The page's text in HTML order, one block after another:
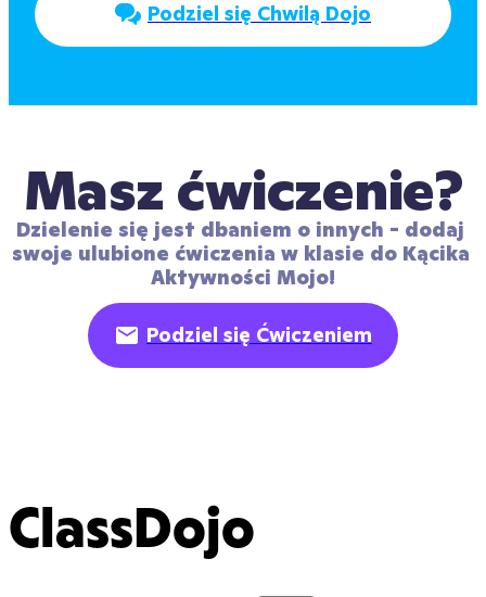
Podziel się Chwilą Dojo
Masz ćwiczenie?
Dzielenie się jest dbaniem o innych - dodaj
swoje ulubione ćwiczenia w klasie do Kącika
Aktywności Mojo!
Podziel się Ćwiczeniem
ClassDojo